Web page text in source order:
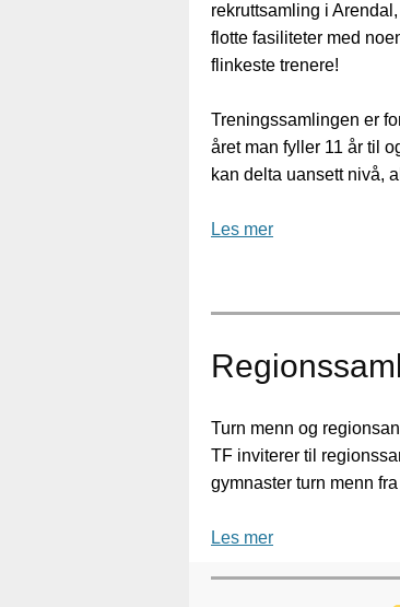
rekruttsamling i
flotte fasiliteter med
flinkeste trenere!
Treningssamlingen er
året man fyller 11 år til
kan delta uansett nivå,
Les mer
Turn menn og
TF inviterer til
gymnaster turn menn
Les mer